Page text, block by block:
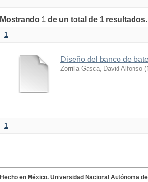
Mostrando 1 de un total de 1 resultados.
1
Diseño del banco de
Zorrilla Gasca, David Alfonso (
1
Hecho en México. Universidad Nacional Autónoma